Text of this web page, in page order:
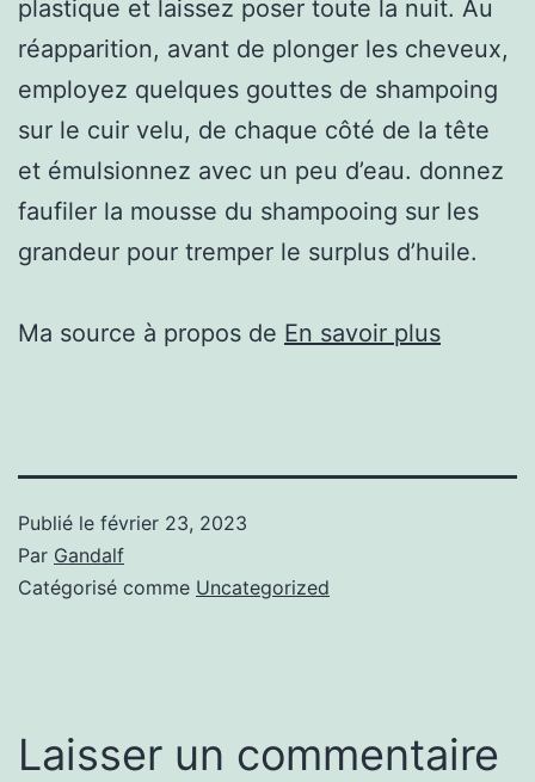
plastique et laissez poser toute la nuit. Au
réapparition, avant de plonger les cheveux,
employez quelques gouttes de shampoing
sur le cuir velu, de chaque côté de la tête
et émulsionnez avec un peu d’eau. donnez
faufiler la mousse du shampooing sur les
grandeur pour tremper le surplus d’huile.
Ma source à propos de En savoir plus
Publié le février 23, 2023
Par Gandalf
Catégorisé comme Uncategorized
Laisser un commentaire